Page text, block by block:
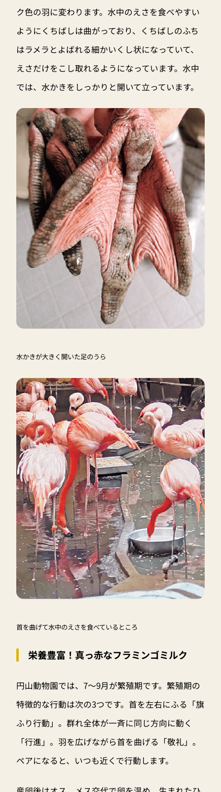
ク色の羽に変わります。水中のえさを食べやすい
ようにくちばしは曲がっており、くちばしのふち
はラメラとよばれる細かいくし状になっていて、
えさだけをこし取れるようになっています。水中
では、水かきをしっかりと開いて立っています。
水かきが大きく開いた足のうら
首を曲げて水中のえさを食べているところ
栄養豊富！真っ赤なフラミンゴミルク
円山動物園では、7～9月が繁殖期です。繁殖期の
特徴的な行動は次の3つです。首を左右にふる「旗
ふり行動」。群れ全体が一斉に同じ方向に動く
「行進」。羽を広げながら首を曲げる「敬礼」。
ペアになると、いつも近くで行動します。